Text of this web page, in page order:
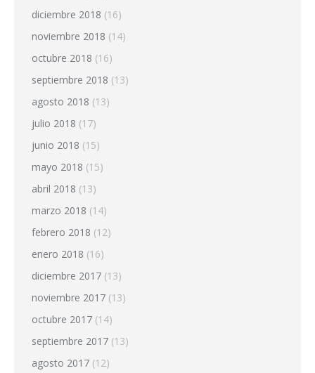
diciembre 2018 (16)
noviembre 2018 (14)
octubre 2018 (16)
septiembre 2018 (13)
agosto 2018 (13)
julio 2018 (17)
junio 2018 (15)
mayo 2018 (15)
abril 2018 (13)
marzo 2018 (14)
febrero 2018 (12)
enero 2018 (16)
diciembre 2017 (13)
noviembre 2017 (13)
octubre 2017 (14)
septiembre 2017 (13)
agosto 2017 (12)